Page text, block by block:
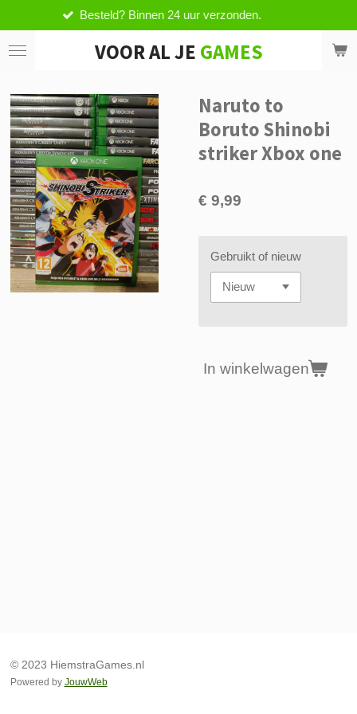
direct
naar
VOOR AL JE GAMES
Besteld? Binnen 24 uur verzonden.
Naruto to
Boruto Shinobi
striker Xbox one
€ 9,99
Gebruikt of nieuw
In winkelwagen
© 2023 HiemstraGames.nl
Powered by JouwWeb